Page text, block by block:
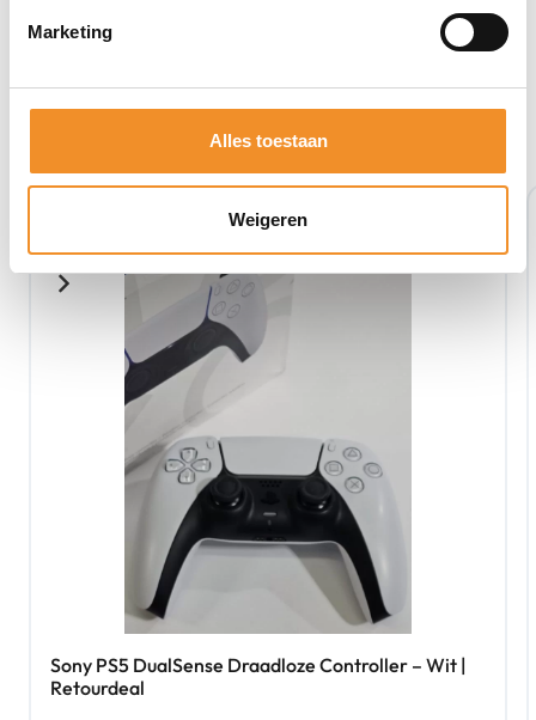
Marketing
Alles toestaan
Weigeren
Bekijk ook eens deze producten
Sony PS5 DualSense Draadloze Controller – Wit |
Retourdeal
Retour Deal